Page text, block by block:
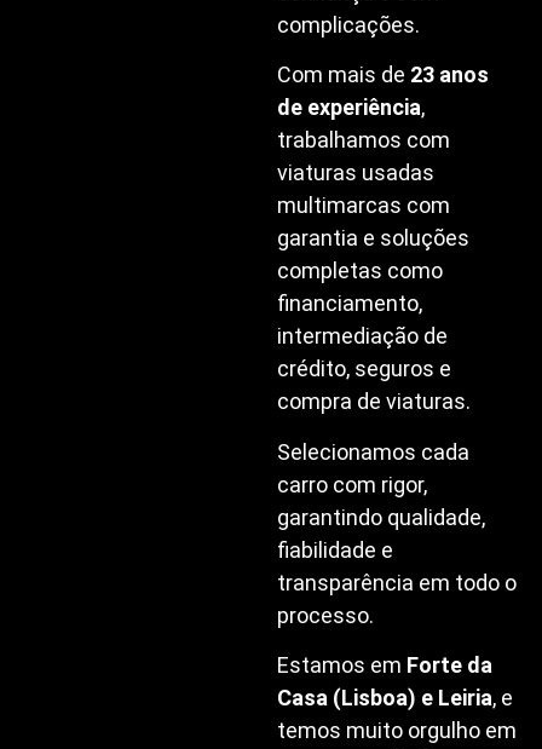
complicações.
Com mais de 23 anos
de experiência,
trabalhamos com
viaturas usadas
multimarcas com
garantia e soluções
completas como
financiamento,
intermediação de
crédito, seguros e
compra de viaturas.
Selecionamos cada
carro com rigor,
garantindo qualidade,
fiabilidade e
transparência em todo o
processo.
Estamos em Forte da
Casa (Lisboa) e Leiria, e
temos muito orgulho em